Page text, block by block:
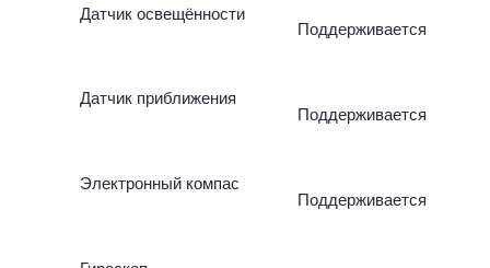
DOC, панорама,
Датчик освещённости
Поддерживается
Датчик приближения
Поддерживается
Электронный компас
Поддерживается